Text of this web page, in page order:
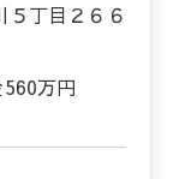
丁目２６６
560万円